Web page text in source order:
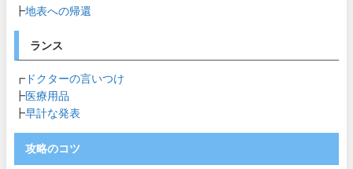
┣地表への帰還
ランス
┏ ドクターの言いつけ
┣医療用品
┣早計な発表
攻略のコツ